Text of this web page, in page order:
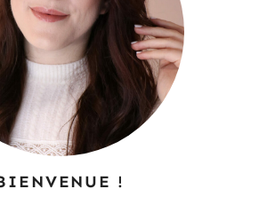
!